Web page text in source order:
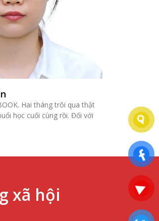
Hai tháng trôi qua thật
học cuối cùng rồi. Đối với
xã hội